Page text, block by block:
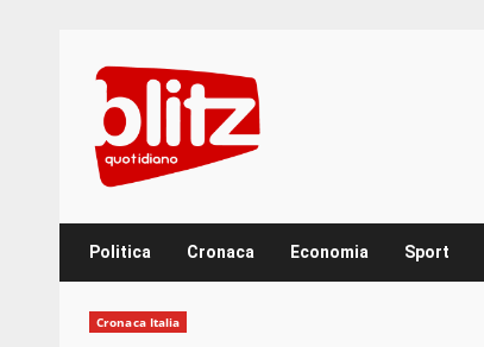
content
Politica Cronaca Economia Sport
Cronaca Italia